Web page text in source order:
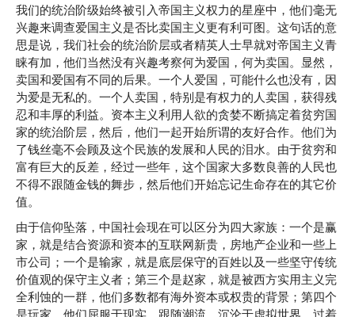
我们的统治阶级始终被引入帝国主义权力的星座中，他们毫无
兴趣来调查爱国主义是否比卖国主义更有利可图。这句话的意
思是说，我们社会的统治阶层或者精英人士早就对帝国主义青
睐有加，他们当然没有兴趣考察何为爱国，何为卖国。显然，
卖国和爱国有不同的后果。一个人爱国，可能什么也没有，因
为爱是无私的。一个人卖国，特别是有权力的人卖国，获得残
忍和丰厚的利益。资本主义利用人欲的贪婪不断搞定着贫穷国
家的统治阶层，然后，他们一起开始所谓的友好合作。他们为
了钱丝毫不会顾及这个民族的发展和人民的泪水。由于贫穷和
富有巨大的反差，经过一些年，这个国家大多数良善的人民也
不得不跟随金钱的舞步，然后他们开始忘记生命存在的其它价
值。
由于信仰坠落，中国社会现在可以区分为四大家族：一个是赢
家，就是结合资源和资本的互联网新贵，房地产企业和一些上
市公司；一个是输家，就是底层保守的百姓以及一些坚守传统
价值观的保守主义者；第三个是赵家，就是被西方实用主义完
全利蚀的一群，他们多数都有海外资本或权贵的背景；第四个